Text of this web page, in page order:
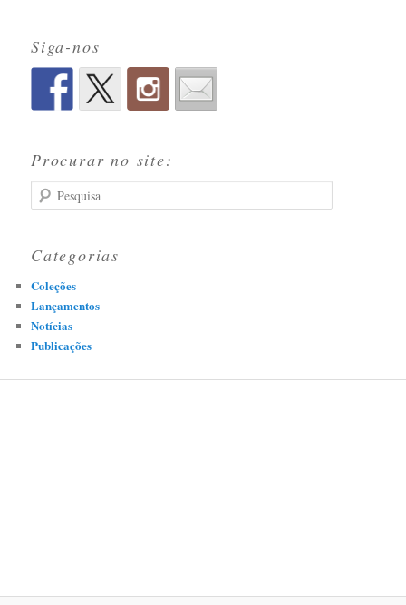
Siga-nos
Procurar no site:
Pesquisa
Categorias
Coleções
Lançamentos
Notícias
Publicações